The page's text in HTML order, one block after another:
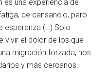
es una experiencia de
de cansancio, pero
esperanza (…) Solo
vivir el dolor de los que
migración forzada, nos
y más cercanos.